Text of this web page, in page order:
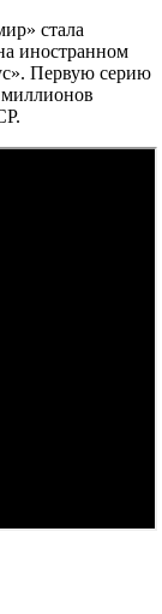
стала
иностранном
Первую серию